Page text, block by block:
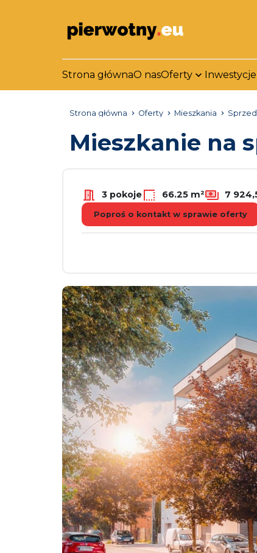
Strona głównaO nasOferty Inwestycje
Strona główna Oferty Mieszkania
Mieszkanie na
3 pokoje 66.25 m² 7
Poproś o kontakt w sprawie oferty